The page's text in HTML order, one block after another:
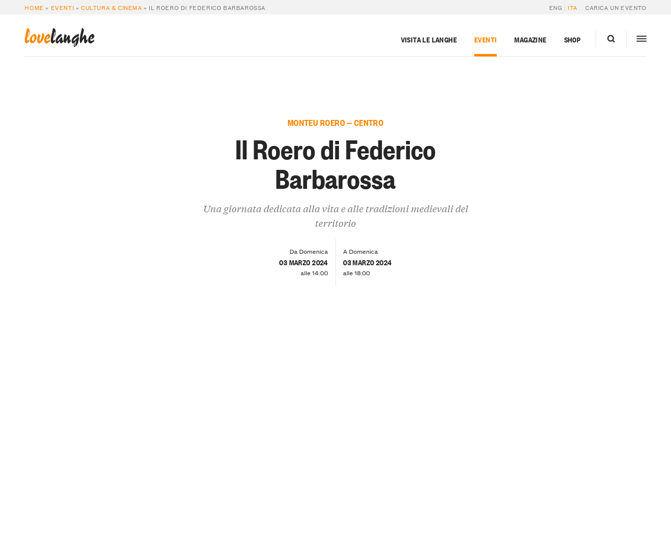
HOME » EVENTI »CULTURA & CINEMA » IL ROERO DI FEDERICO BARBAROSSA ENG ITA CARICA UN EVENTO
lovelanghe VISITA LE LANGHE EVENTI MAGAZINE SHOP
MONTEU ROERO — CENTRO
Il Roero di Federico
Barbarossa
Una giornata dedicata alla vita e alle tradizioni medievali del
territorio
Da Domenica
03 MARZO 2024
alle 14:00
A Domenica
03 MARZO 2024
alle 18:00